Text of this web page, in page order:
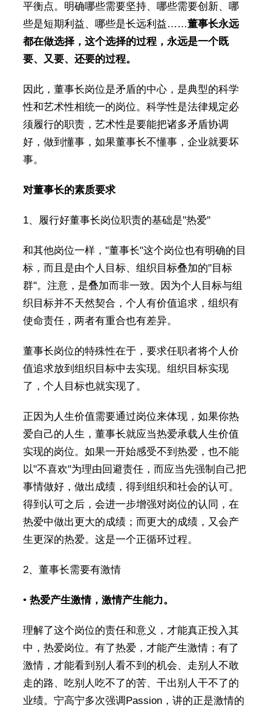
平衡点。明确哪些需要坚持、哪些需要创新、哪
些是短期利益、哪些是长远利益……董事长永远
都在做选择，这个选择的过程，永远是一个既
要、又要、还要的过程。
因此，董事长岗位是矛盾的中心，是典型的科学
性和艺术性相统一的岗位。科学性是法律规定必
须履行的职责，艺术性是要能把诸多矛盾协调
好，做到懂事，如果董事长不懂事，企业就要坏
事。
对董事长的素质要求
1、履行好董事长岗位职责的基础是"热爱"
和其他岗位一样，"董事长"这个岗位也有明确的目
标，而且是由个人目标、组织目标叠加的"目标
群"。注意，是叠加而非一致。因为个人目标与组
织目标并不天然契合，个人有价值追求，组织有
使命责任，两者有重合也有差异。
董事长岗位的特殊性在于，要求任职者将个人价
值追求放到组织目标中去实现。组织目标实现
了，个人目标也就实现了。
正因为人生价值需要通过岗位来体现，如果你热
爱自己的人生，董事长就应当热爱承载人生价值
实现的岗位。如果一开始感受不到热爱，也不能
以"不喜欢"为理由回避责任，而应当先强制自己把
事情做好，做出成绩，得到组织和社会的认可。
得到认可之后，会进一步增强对岗位的认同，在
热爱中做出更大的成绩；而更大的成绩，又会产
生更深的热爱。这是一个正循环过程。
2、董事长需要有激情
• 热爱产生激情， 激情产生能力。
理解了这个岗位的责任和意义，才能真正投入其
中，热爱岗位。有了热爱，才能产生激情；有了
激情，才能看到别人看不到的机会、走别人不敢
走的路、吃别人吃不了的苦、干出别人干不了的
业绩。宁高宁多次强调Passion，讲的正是激情的